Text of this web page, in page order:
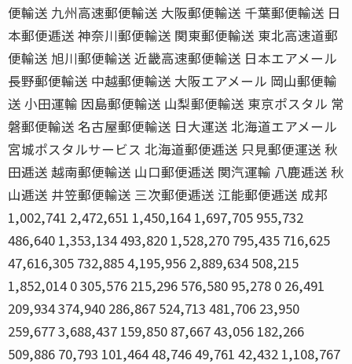
便輸送 九州高速郵便輸送 大阪郵便輸送 千葉郵便輸送 日
本郵便逓送 神奈川郵便輸送 関東郵便輸送 東北高速道郵
便輸送 旭川郵便輸送 近畿高速郵便輸送 日本エアメール
長野郵便輸送 中越郵便輸送 大阪エアメール 岡山郵便輸
送 小田運輸 因島郵便輸送 山梨郵便輸送 東京ポスタル 常
磐郵便輸送 名古屋郵便輸送 日大運送 北海道エアメール
宮城ポスタルサービス 北海道郵便逓送 只見郵便運送 秋
田逓送 越南郵便輸送 山口郵便逓送 関汽運輸 八鹿逓送 秋
山逓送 井笠郵便輸送 三次郵便逓送 江能郵便逓送 成邦
1,002,741 2,472,651 1,450,164 1,697,705 955,732
486,640 1,353,134 493,820 1,528,270 795,435 716,625
47,616,305 732,885 4,195,956 2,889,634 508,215
1,852,014 0 305,576 215,296 576,580 95,278 0 26,491
209,934 374,940 286,867 524,713 481,706 23,950
259,677 3,688,437 159,850 87,667 43,056 182,266
509,886 70,793 101,464 48,746 49,761 42,432 1,108,767